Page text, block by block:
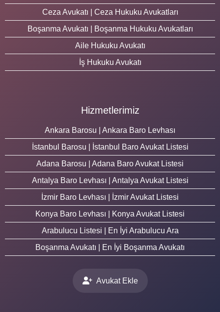
Ceza Avukatı | Ceza Hukuku Avukatları
Boşanma Avukatı | Boşanma Hukuku Avukatları
Aile Hukuku Avukatı
İş Hukuku Avukatı
Hizmetlerimiz
Ankara Barosu | Ankara Baro Levhası
İstanbul Barosu | İstanbul Baro Avukat Listesi
Adana Barosu | Adana Baro Avukat Listesi
Antalya Baro Levhası | Antalya Avukat Listesi
İzmir Baro Levhası | İzmir Avukat Listesi
Konya Baro Levhası | Konya Avukat Listesi
Arabulucu Listesi | En İyi Arabulucu Ara
Boşanma Avukatı | En İyi Boşanma Avukatı
Avukat Ekle